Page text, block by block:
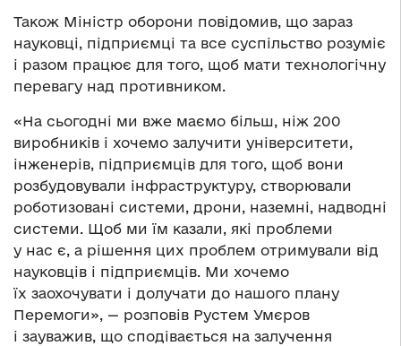
Також Міністр оборони повідомив, що зараз
науковці, підприємці та все суспільство розуміє
і разом працює для того, щоб мати технологічну
перевагу над противником.
«На сьогодні ми вже маємо більш, ніж 200
виробників і хочемо залучити університети,
інженерів, підприємців для того, щоб вони
розбудовували інфраструктуру, створювали
роботизовані системи, дрони, наземні, надводні
системи. Щоб ми їм казали, які проблеми
у нас є, а рішення цих проблем отримували від
науковців і підприємців. Ми хочемо
їх заохочувати і долучати до нашого плану
Перемоги», — розповів Рустем Умєров
і зауважив, що сподівається на залучення